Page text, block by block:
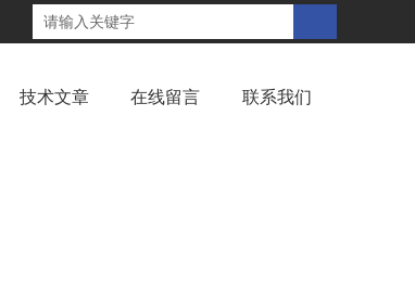
技术文章 在线留言 联系我们